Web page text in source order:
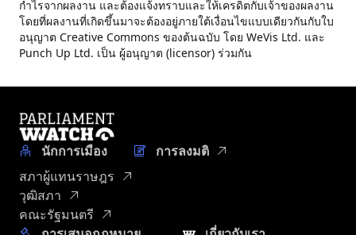
กำไรจากผลงาน และต้องแจ้งทราบและให้เครดิตกับเจ้าของผลงาน
โดยที่ผลงานที่เกิดขึ้นมาจะต้องอยู่ภายใต้เงื่อนไขแบบเดียวกันกับใบ
อนุญาต Creative Commons ของต้นฉบับ โดย WeVis Ltd. และ
Punch Up Ltd. เป็น ผู้อนุญาต (licensor) ร่วมกัน
นักการเมือง
สภาผู้แทนราษฎร
วุฒิสภา
คณะรัฐมนตรี
การลงมติ